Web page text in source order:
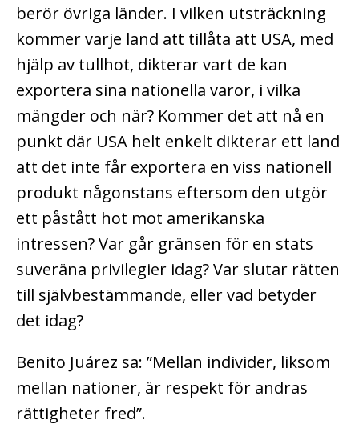
berör övriga länder. I vilken utsträckning
kommer varje land att tillåta att USA, med
hjälp av tullhot, dikterar vart de kan
exportera sina nationella varor, i vilka
mängder och när? Kommer det att nå en
punkt där USA helt enkelt dikterar ett land
att det inte får exportera en viss nationell
produkt någonstans eftersom den utgör
ett påstått hot mot amerikanska
intressen? Var går gränsen för en stats
suveräna privilegier idag? Var slutar rätten
till självbestämmande, eller vad betyder
det idag?
Benito Juárez sa: ”Mellan individer, liksom
mellan nationer, är respekt för andras
rättigheter fred”.